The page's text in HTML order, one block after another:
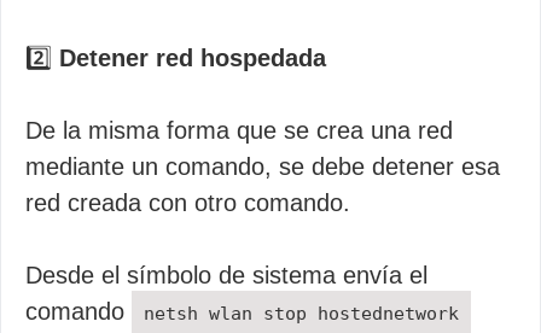
2️⃣ Detener red hospedada
De la misma forma que se crea una red
mediante un comando, se debe detener esa
red creada con otro comando.
Desde el símbolo de sistema envía el
comando
netsh wlan stop hostednetwork